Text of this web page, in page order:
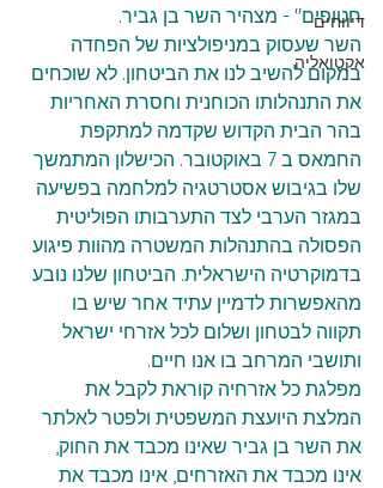
דיווחים
אקטואליה
חטופים" - מצהיר השר בן גביר.
השר שעסוק במניפולציות של הפחדה
במקום להשיב לנו את הביטחון. לא שוכחים
את התנהלותו הכוחנית וחסרת האחריות
בהר הבית הקדוש שקדמה למתקפת
החמאס ב 7 באוקטובר. הכישלון המתמשך
שלו בגיבוש אסטרטגיה למלחמה בפשיעה
במגזר הערבי לצד התערבותו הפוליטית
הפסולה בהתנהלות המשטרה מהוות פיגוע
בדמוקרטיה הישראלית. הביטחון שלנו נובע
מהאפשרות לדמיין עתיד אחר שיש בו
תקווה לבטחון ושלום לכל אזרחי ישראל
ותושבי המרחב בו אנו חיים.
מפלגת כל אזרחיה קוראת לקבל את
המלצת היועצת המשפטית ולפטר לאלתר
את השר בן גביר שאינו מכבד את החוק,
אינו מכבד את האזרחים, אינו מכבד את